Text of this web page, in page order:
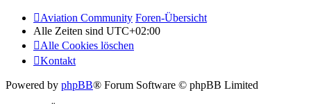
Aviation Community Foren-Übersicht
Alle Zeiten sind UTC+02:00
Alle Cookies löschen
Kontakt
Powered by phpBB® Forum Software © phpBB Limited